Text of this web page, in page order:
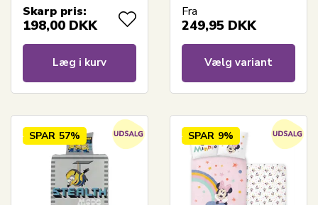
Pigs Sheep
Skarp pris:
198,00 DKK
Læg i kurv
Fra
249,95 DKK
Vælg variant
SPAR 57% SPAR 9%